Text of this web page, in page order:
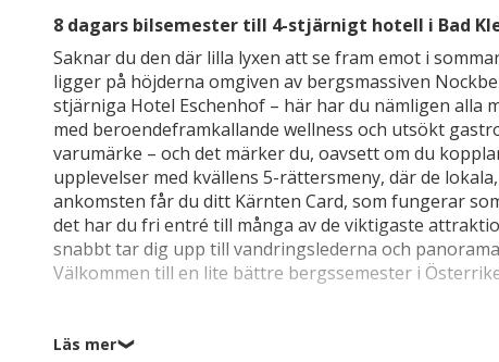
8 dagars bilsemester till 4-stjärnigt hotell i Bad
Saknar du den där lilla lyxen att se fram emot i
ligger på höjderna omgiven av bergsmassiven
stjärniga Hotel Eschenhof – här har du nämligen
med beroendeframkallande wellness och utsökt
varumärke – och det märker du, oavsett om du
upplevelser med kvällens 5-rättersmeny, där de
ankomsten får du ditt Kärnten Card, som fungerar
det har du fri entré till många av de viktigaste
snabbt tar dig upp till vandringslederna och
Välkommen till en lite bättre bergssemester i
meters höjd. Här har de varma källorna utnyttjats
Läs mer❯